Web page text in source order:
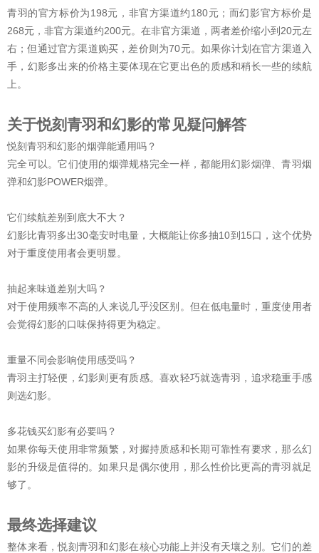
青羽的官方标价为198元，非官方渠道约180元；而幻影官方标价是
268元，非官方渠道约200元。在非官方渠道，两者差价缩小到20元左
右；但通过官方渠道购买，差价则为70元。如果你计划在官方渠道入
手，幻影多出来的价格主要体现在它更出色的质感和稍长一些的续航
上。
关于悦刻青羽和幻影的常见疑问解答
悦刻青羽和幻影的烟弹能通用吗？
完全可以。它们使用的烟弹规格完全一样，都能用幻影烟弹、青羽烟
弹和幻影POWER烟弹。
它们续航差别到底大不大？
幻影比青羽多出30毫安时电量，大概能让你多抽10到15口，这个优势
对于重度使用者会更明显。
抽起来味道差别大吗？
对于使用频率不高的人来说几乎没区别。但在低电量时，重度使用者
会觉得幻影的口味保持得更为稳定。
重量不同会影响使用感受吗？
青羽主打轻便，幻影则更有质感。喜欢轻巧就选青羽，追求稳重手感
则选幻影。
多花钱买幻影有必要吗？
如果你每天使用非常频繁，对握持质感和长期可靠性有要求，那么幻
影的升级是值得的。如果只是偶尔使用，那么性价比更高的青羽就足
够了。
最终选择建议
整体来看，悦刻青羽和幻影在核心功能上并没有天壤之别。它们的差